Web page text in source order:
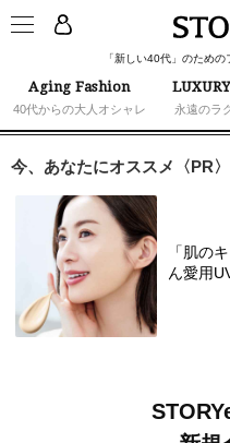
「新しい40代」のため
Aging Fashion
40代からの大人オシャレ 永遠のラ
今、あなたにオススメ〈PR〉
「肌の
ん愛用